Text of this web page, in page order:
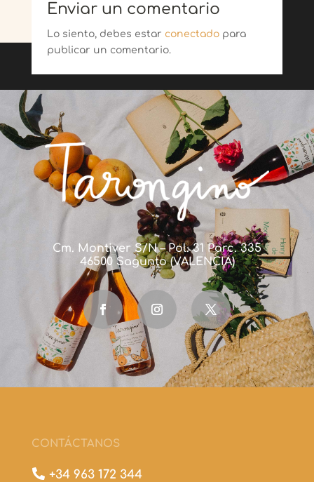
Enviar un comentario
Lo siento, debes estar conectado para
publicar un comentario.
Cm. Montiver S/N – Pol. 31 Parc. 335
46500 Sagunto (VALENCIA)
CONTÁCTANOS
 +34 963 172 344